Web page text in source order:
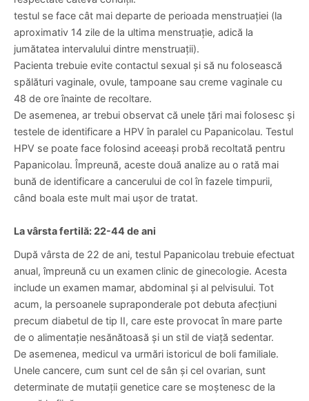
respectate câteva condiții:
testul se face cât mai departe de perioada menstruației (la
aproximativ 14 zile de la ultima menstruație, adică la
jumătatea intervalului dintre menstruații).
Pacienta trebuie evite contactul sexual și să nu folosească
spălături vaginale, ovule, tampoane sau creme vaginale cu
48 de ore înainte de recoltare.
De asemenea, ar trebui observat că unele țări mai folosesc și
testele de identificare a HPV în paralel cu Papanicolau. Testul
HPV se poate face folosind aceeași probă recoltată pentru
Papanicolau. Împreună, aceste două analize au o rată mai
bună de identificare a cancerului de col în fazele timpurii,
când boala este mult mai ușor de tratat.
Dr. Laura Dordea
Leonte
Medic Primar,Asistent
Universitar, Ginecologie
Montare sterilet (sterilet
Dr. Haradja Horatiu
Medic Primar, Ginecologie
Ecografie sarcina gemelara T3